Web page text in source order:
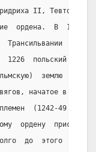
II,
ордена.  В  1211-
Трансильвании
польский
землю  для
начатое в
племен  (1242-49  и
ордену
до  этого